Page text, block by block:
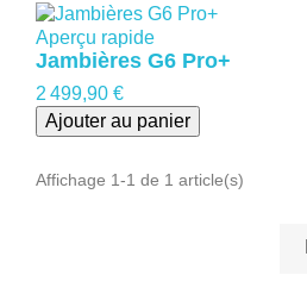
Aperçu rapide
Jambières G6 Pro+
2 499,90 €
Ajouter au panier
Affichage 1-1 de 1 article(s)